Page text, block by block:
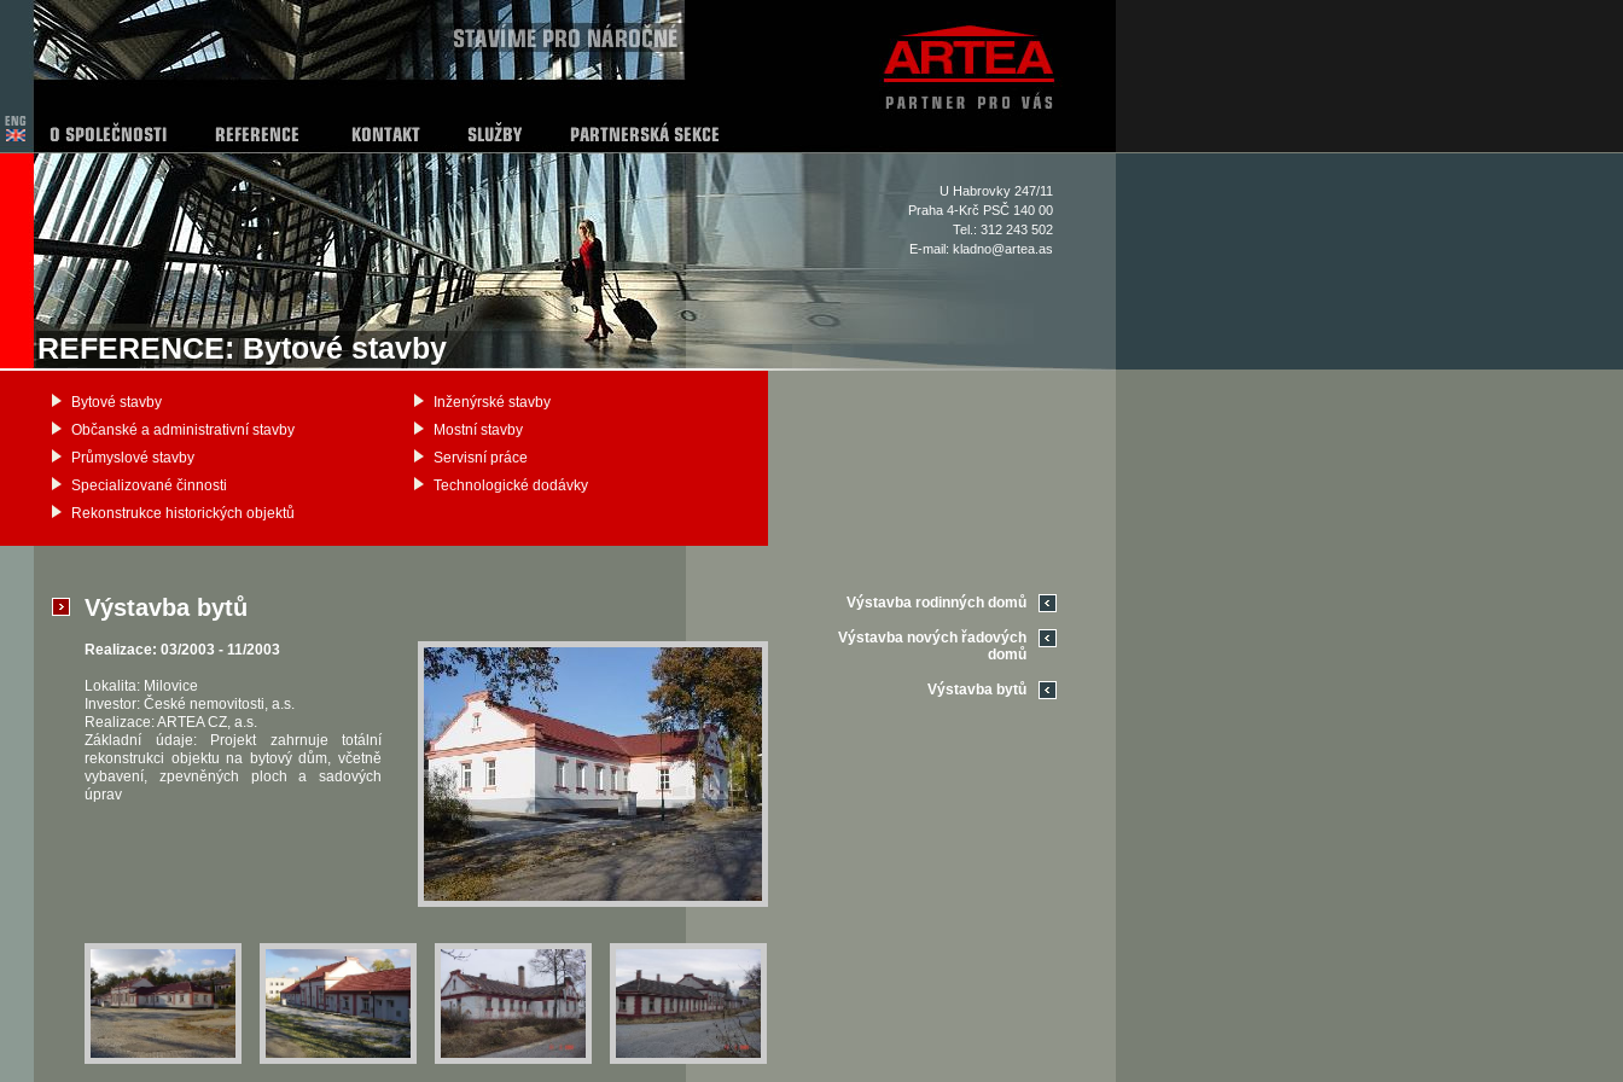
REFERENCE: Bytové stavby
U Habrovky 247/11
Praha 4-Krč PSČ 140 00
Tel.: 312 243 502
E-mail: kladno@artea.as
Inženýrské stavby
Mostní stavby
Servisní práce
Technologické dodávky
Bytové stavby
Občanské a administrativní stavby
Průmyslové stavby
Specializované činnosti
Rekonstrukce historických objektů
Výstavba bytů
Realizace: 03/2003 - 11/2003
Lokalita: Milovice
Investor: České nemovitosti, a.s.
Realizace: ARTEA CZ, a.s.
Základní údaje: Projekt zahrnuje totální
rekonstrukci objektu na bytový dům, včetně
vybavení, zpevněných ploch a sadových
úprav
Výstavba rodinných domů
Výstavba nových řadových
domů
Výstavba bytů